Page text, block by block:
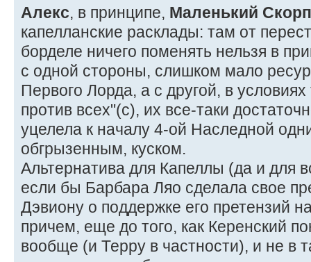
Алекс, в принципе, Маленький
капелланские расклады: там от
борделе ничего поменять нельзя в
с одной стороны, слишком мало
Первого Лорда, а с другой, в
против всех"(с), их все-таки
уцелела к началу 4-ой Наследной
обгрызенным, куском.
Альтернатива для Капеллы (да и для
если бы Барбара Ляо сделала свое
Дэвиону о поддержке его претензий
причем, еще до того, как Керенский
вообще (и Терру в частности), и не в